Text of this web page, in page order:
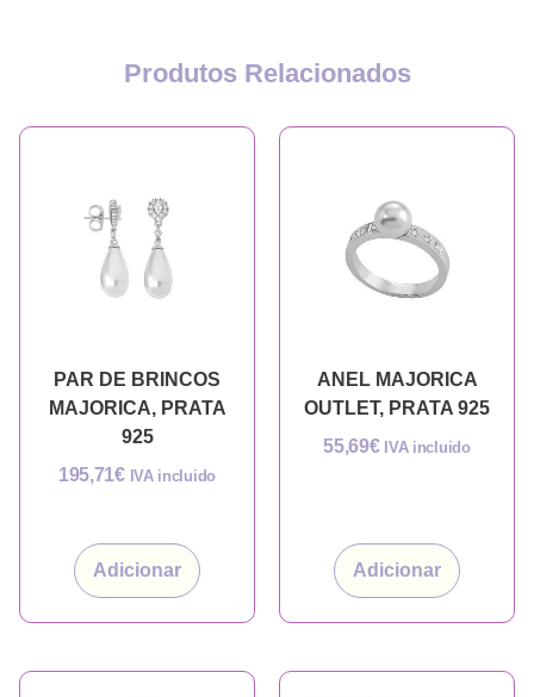
Produtos Relacionados
PAR DE BRINCOS
MAJORICA, PRATA
925
195,71€ IVA incluido
Adicionar
ANEL MAJORICA
OUTLET, PRATA 925
55,69€ IVA incluido
Adicionar